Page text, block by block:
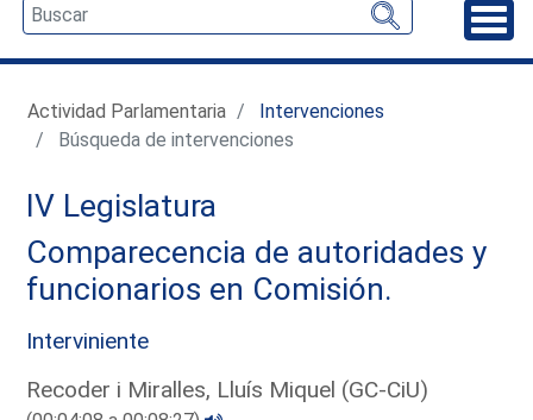
Actividad Parlamentaria
Intervenciones
Búsqueda de intervenciones
IV Legislatura
Comparecencia de autoridades y
funcionarios en Comisión.
Interviniente
Recoder i Miralles, Lluís Miquel (GC-CiU)